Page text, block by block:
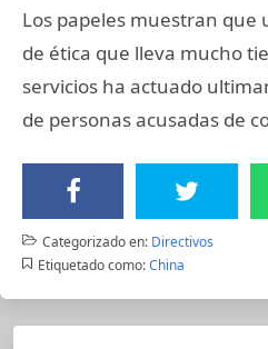
Los papeles muestran que
de ética que lleva mucho
servicios ha actuado
de personas acusadas de
Categorizado en: Directivos
Etiquetado como: China